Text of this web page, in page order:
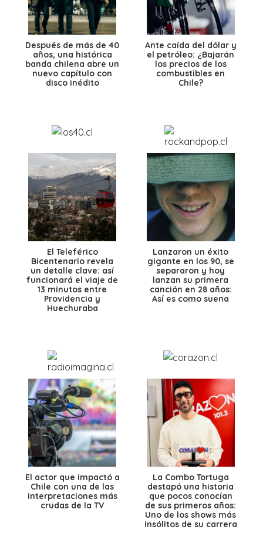
Después de más de 40
años, una histórica
banda chilena abre un
nuevo capítulo con
disco inédito
Ante caída del dólar y
el petróleo: ¿Bajarán
los precios de los
combustibles en
Chile?
El Teleférico
Bicentenario revela
un detalle clave: así
funcionará el viaje de
13 minutos entre
Providencia y
Huechuraba
Lanzaron un éxito
gigante en los 90, se
separaron y hoy
lanzan su primera
canción en 28 años:
Así es como suena
El actor que impactó a
Chile con una de las
interpretaciones más
crudas de la TV
La Combo Tortuga
destapó una historia
que pocos conocían
de sus primeros años:
Uno de los shows más
insólitos de su carrera